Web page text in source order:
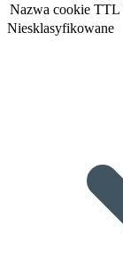
Nazwa cookie TTL
Niesklasyfikowane